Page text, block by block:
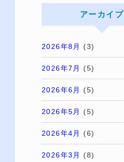
アーカイブ
2026年8月 (3)
2026年7月 (5)
2026年6月 (5)
2026年5月 (5)
2026年4月 (6)
2026年3月 (8)